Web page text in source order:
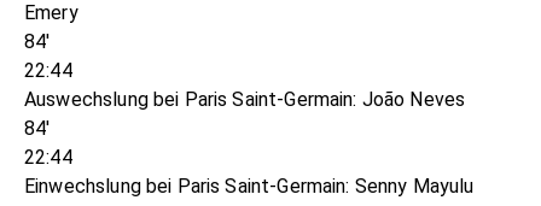
Emery
84'
22:44
Auswechslung bei Paris Saint-Germain: João Neves
84'
22:44
Einwechslung bei Paris Saint-Germain: Senny Mayulu